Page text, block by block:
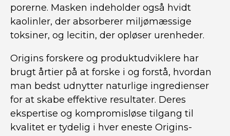
porerne. Masken indeholder også hvidt
kaolinler, der absorberer miljømæssige
toksiner, og lecitin, der opløser urenheder.
Origins forskere og produktudviklere har
brugt årtier på at forske i og forstå, hvordan
man bedst udnytter naturlige ingredienser
for at skabe effektive resultater. Deres
ekspertise og kompromisløse tilgang til
kvalitet er tydelig i hver eneste Origins-